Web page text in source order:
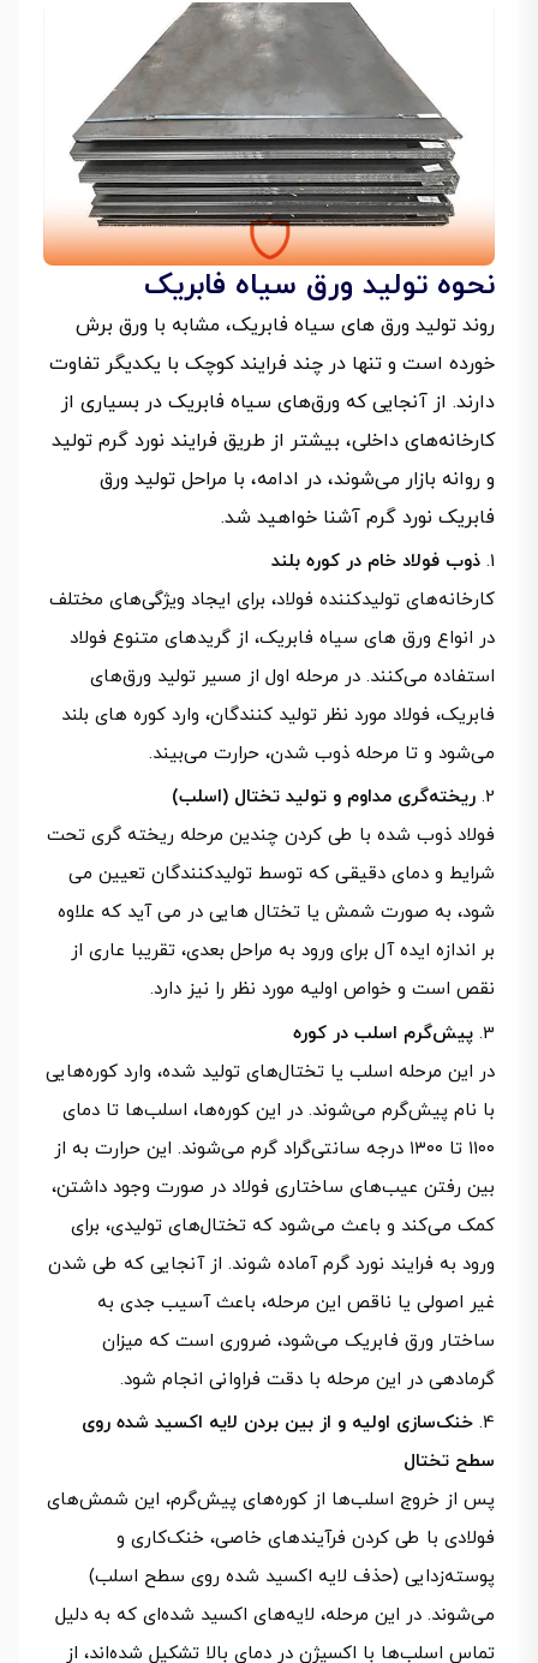
نحوه تولید ورق سیاه فابریک
روند تولید ورق های سیاه فابریک، مشابه با ورق برش
خورده است و تنها در چند فرایند کوچک با یکدیگر تفاوت
دارند. از آنجایی که ورق‌های سیاه فابریک در بسیاری از
کارخانه‌های داخلی، بیشتر از طریق فرایند نورد گرم تولید
و روانه بازار می‌شوند، در ادامه، با مراحل تولید ورق
فابریک نورد گرم آشنا خواهید شد.
ذوب فولاد خام در کوره بلند
کارخانه‌های تولیدکننده فولاد، برای ایجاد ویژگی‌های مختلف
در انواع ورق های سیاه فابریک، از گریدهای متنوع فولاد
استفاده می‌کنند. در مرحله اول از مسیر تولید ورق‌های
فابریک، فولاد مورد نظر تولید کنندگان، وارد کوره های بلند
می‌شود و تا مرحله ذوب شدن، حرارت می‌بیند.
ریخته‌گری مداوم و تولید تختال (اسلب)
فولاد ذوب شده با طی کردن چندین مرحله ریخته گری تحت
شرایط و دمای دقیقی که توسط تولیدکنندگان تعیین می
شود، به صورت شمش یا تختال هایی در می آید که علاوه
بر اندازه ایده آل برای ورود به مراحل بعدی، تقریبا عاری از
نقص است و خواص اولیه مورد نظر را نیز دارد.
پیش‌گرم اسلب در کوره
در این مرحله اسلب یا تختال‌های تولید شده، وارد کوره‌هایی
با نام پیش‌گرم می‌شوند. در این کوره‌ها، اسلب‌ها تا دمای
۱۱۰۰ تا ۱۳۰۰ درجه سانتی‌گراد گرم می‌شوند. این حرارت به از
بین رفتن عیب‌های ساختاری فولاد در صورت وجود داشتن،
کمک می‌کند و باعث می‌شود که تختال‌های تولیدی، برای
ورود به فرایند نورد گرم آماده شوند. از آنجایی که طی شدن
غیر اصولی یا ناقص این مرحله، باعث آسیب جدی به
ساختار ورق فابریک می‌شود، ضروری است که میزان
گرمادهی در این مرحله با دقت فراوانی انجام شود.
خنک‌سازی اولیه و از بین بردن لایه اکسید شده روی
سطح تختال
پس از خروج اسلب‌ها از کوره‌های پیش‌گرم، این شمش‌های
فولادی با طی کردن فرآیندهای خاصی، خنک‌کاری و
پوسته‌زدایی (حذف لایه اکسید شده روی سطح اسلب)
می‌شوند. در این مرحله، لایه‌های اکسید شده‌ای که به دلیل
تماس اسلب‌ها با اکسیژن در دمای بالا تشکیل شده‌اند، از